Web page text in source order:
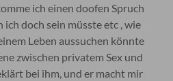
ich einen doofen Spruch
ich doch sein müsste etc , wie
Leben aussuchen könnte
zwischen privatem Sex und
bei ihm, und er macht mir